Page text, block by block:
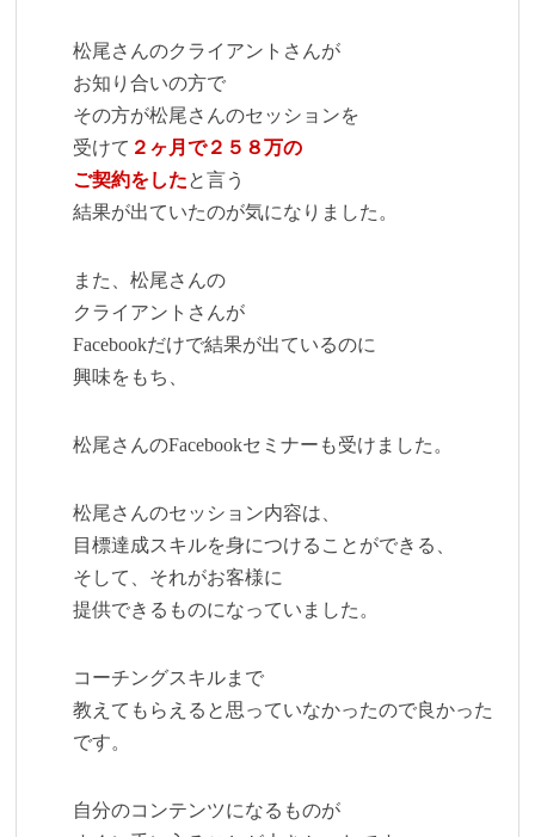
松尾さんのクライアントさんが
お知り合いの方で
その方が松尾さんのセッションを
受けて ２ヶ月で２５８万の
ご契約をしたと言う
結果が出ていたのが気になりました。
また、松尾さんの
クライアントさんが
Facebookだけで結果が出ているのに
興味をもち、
松尾さんのFacebookセミナーも受けました。
松尾さんのセッション内容は、
目標達成スキルを身につけることができる、
そして、それがお客様に
提供できるものになっていました。
コーチングスキルまで
教えてもらえると思っていなかったので良かった
です。
自分のコンテンツになるものが